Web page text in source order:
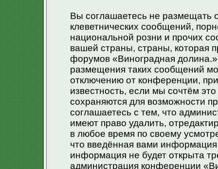
Вы соглашаетесь не размещать
клеветнических сообщений,
национальной розни и прочих
вашей страны, страны, которая
форумов «Виноградная
размещения таких сообщений
отключению от конференции,
известность, если мы сочтём
сохраняются для возможности
соглашаетесь с тем, что
имеют право удалить,
в любое время по своему
что введённая вами
информация не будет открыта
администрация конференции